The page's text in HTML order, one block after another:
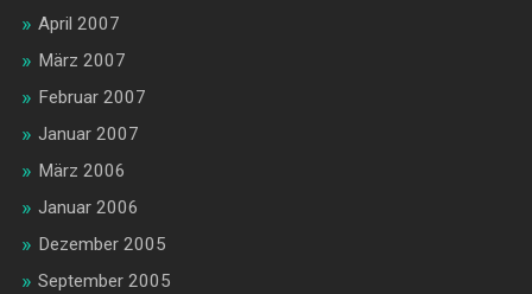
April 2007
März 2007
Februar 2007
Januar 2007
März 2006
Januar 2006
Dezember 2005
September 2005